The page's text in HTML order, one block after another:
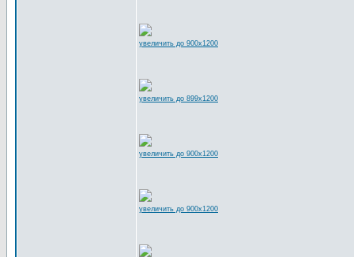
увеличить до 900x1200
увеличить до 899x1200
увеличить до 900x1200
увеличить до 900x1200